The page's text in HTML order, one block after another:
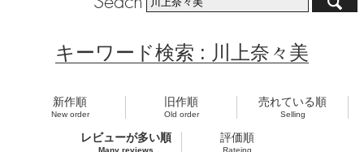
キーワード検索 : 川上奈々美
新作順
New order
旧作順
Old order
売れている順
Selling
レビューが多い順
Many reviews
評価順
Rateing